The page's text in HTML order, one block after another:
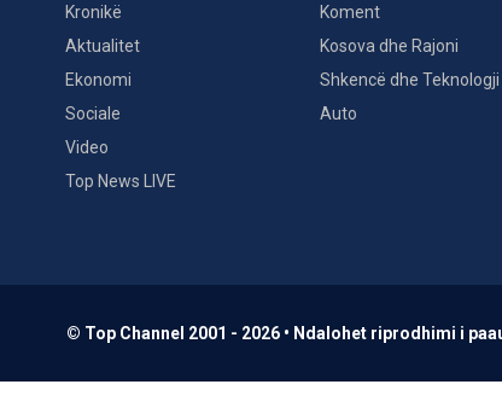
Kronikë
Aktualitet
Ekonomi
Sociale
Video
Top News LIVE
Koment
Kosova dhe Rajoni
Shkencë dhe Teknologji
Auto
© Top Channel 2001 - 2026 • Ndalohet riprodhimi i